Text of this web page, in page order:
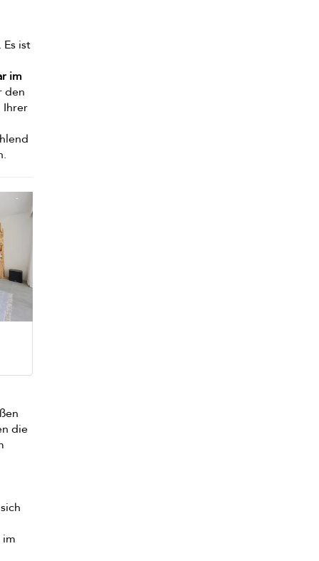
ist
im
den
Ihrer
die